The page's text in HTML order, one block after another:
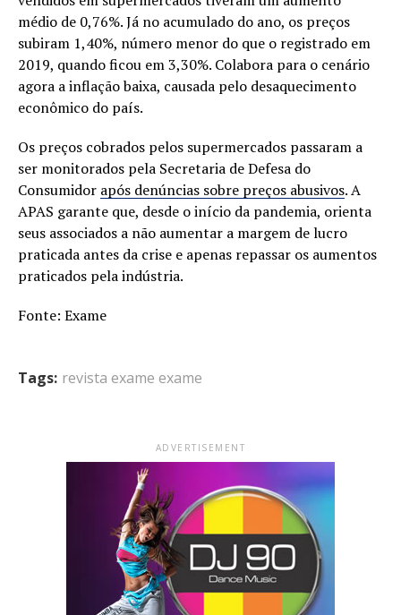
médio de 0,76%. Já no acumulado do ano, os preços
subiram 1,40%, número menor do que o registrado em
2019, quando ficou em 3,30%. Colabora para o cenário
agora a inflação baixa, causada pelo desaquecimento
econômico do país.
Os preços cobrados pelos supermercados passaram a
ser monitorados pela Secretaria de Defesa do
Consumidor após denúncias sobre preços abusivos. A
APAS garante que, desde o início da pandemia, orienta
seus associados a não aumentar a margem de lucro
praticada antes da crise e apenas repassar os aumentos
praticados pela indústria.
Fonte: Exame
Tags: revista exame exame
ADVERTISEMENT